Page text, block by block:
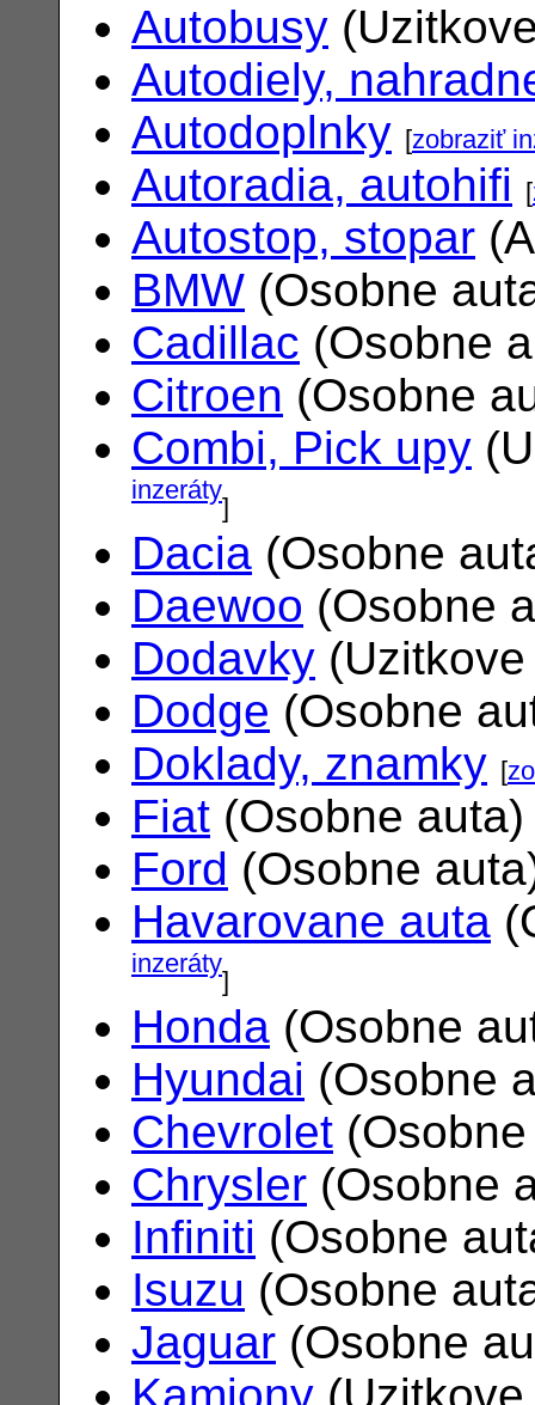
Autobusy
Autodiely,
Autodoplnky [zobraziť
Autoradia, autohifi [
Autostop, stopar
BMW (Osobne
Cadillac (Osobne
Citroen (Osobne
Combi, Pick upy
inzeráty]
Dacia (Osobne
Daewoo (Osobne
Dodavky
Dodge (Osobne
Doklady, znamky [
Fiat (Osobne
Ford (Osobne
Havarovane auta
inzeráty]
Honda (Osobne
Hyundai (Osobne
Chevrolet
Chrysler (Osobne
Infiniti (Osobne
Isuzu (Osobne
Jaguar (Osobne